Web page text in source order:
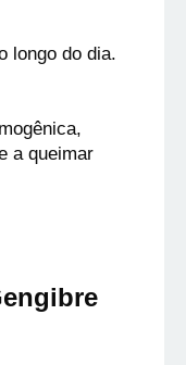
longo do dia.
a queimar